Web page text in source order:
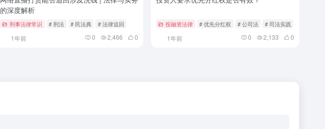
的深度解析
刑事法律常识 # 刑法 # 民法典 # 法律追回
1年前 0 2,466 0
投融资法律 # 优先分红权 # 公司法 # 司法实践
1年前 0 2,133 0